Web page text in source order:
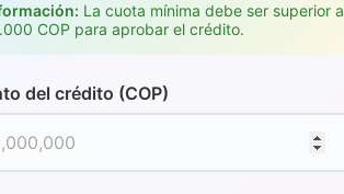
La cuota mínima debe ser superior a
COP para aprobar el crédito.
del crédito (COP)